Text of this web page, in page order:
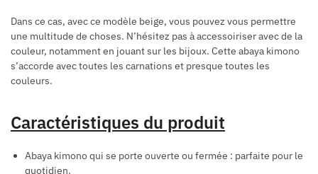
Dans ce cas, avec ce modèle beige, vous pouvez vous permettre
une multitude de choses. N’hésitez pas à accessoiriser avec de la
couleur, notamment en jouant sur les bijoux. Cette abaya kimono
s’accorde avec toutes les carnations et presque toutes les
couleurs.
Caractéristiques du produit
Abaya kimono qui se porte ouverte ou fermée : parfaite pour le
quotidien.